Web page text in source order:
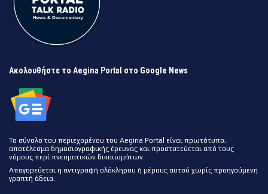
Ακολουθήστε το Aegina Portal στο Google News
Το σύνολο του περιεχομένου του Aegina Portal είναι πρωτότυπο,
αποτέλεσμα δημοσιογραφικής έρευνας και προστατεύεται από τους
νόμους περί πνευματικών δικαιωμάτων.
Απαγορεύεται η αντιγραφή ολόκληρου ή μέρους αυτού χωρίς προηγούμενη
γραπτή άδεια.